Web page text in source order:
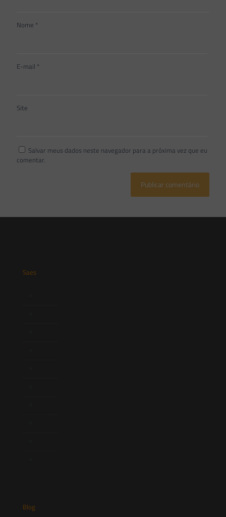
Nome *
E-mail *
Site
Salvar meus dados neste navegador para a próxima vez que eu
comentar.
Saes
Blog